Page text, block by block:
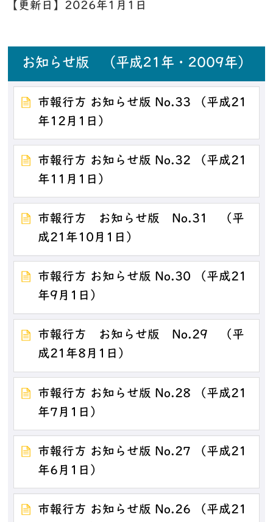
【更新日】 2026年1月1日
お知らせ版 （平成21年・2009年）
市報行方 お知らせ版 No.33 （平成21
年12月1日）
市報行方 お知らせ版 No.32 （平成21
年11月1日）
市報行方 お知らせ版 No.31 （平
成21年10月1日）
市報行方 お知らせ版 No.30 （平成21
年9月1日）
市報行方 お知らせ版 No.29 （平
成21年8月1日）
市報行方 お知らせ版 No.28 （平成21
年7月1日）
市報行方 お知らせ版 No.27 （平成21
年6月1日）
市報行方 お知らせ版 No.26 （平成21